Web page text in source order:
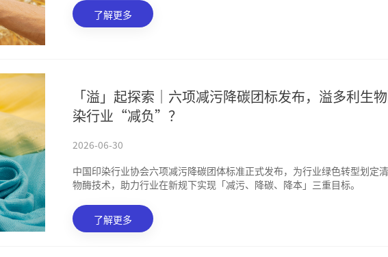
了解更多
「溢」起探索｜六项减污降碳团标发布，溢多利生
染行业“减负”？
2026-06-30
中国印染行业协会六项减污降碳团体标准正式发布，为行业绿色转型划定
物酶技术，助力行业在新规下实现「减污、降碳、降本」三重目标。
了解更多